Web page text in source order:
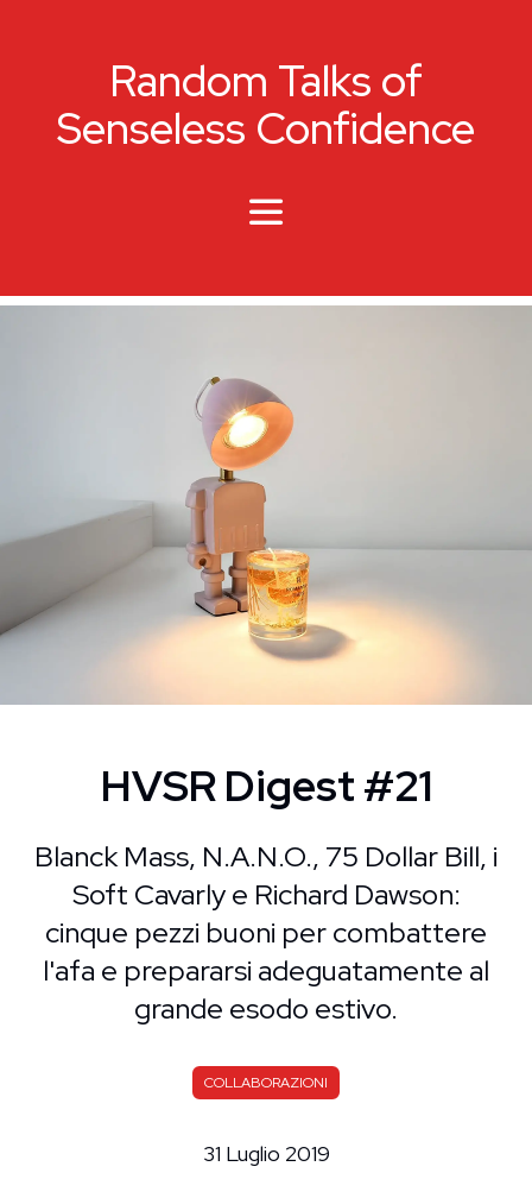
Random Talks of
Senseless Confidence
HVSR Digest #21
Blanck Mass, N.A.N.O., 75 Dollar Bill, i
Soft Cavarly e Richard Dawson:
cinque pezzi buoni per combattere
l'afa e prepararsi adeguatamente al
grande esodo estivo.
COLLABORAZIONI
31 Luglio 2019